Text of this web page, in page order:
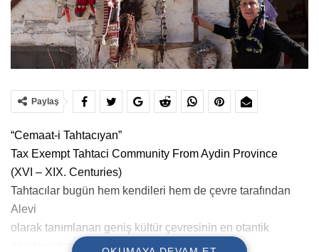
Paylaş
“Cemaat-i Tahtacıyan”
Tax Exempt Tahtaci Community From Aydin Province
(XVI – XIX. Centuries)
Tahtacılar bugün hem kendileri hem de çevre tarafından
Alevi
olarak tanımlanan geniş kültür çevresinin en otantik
gruplarından